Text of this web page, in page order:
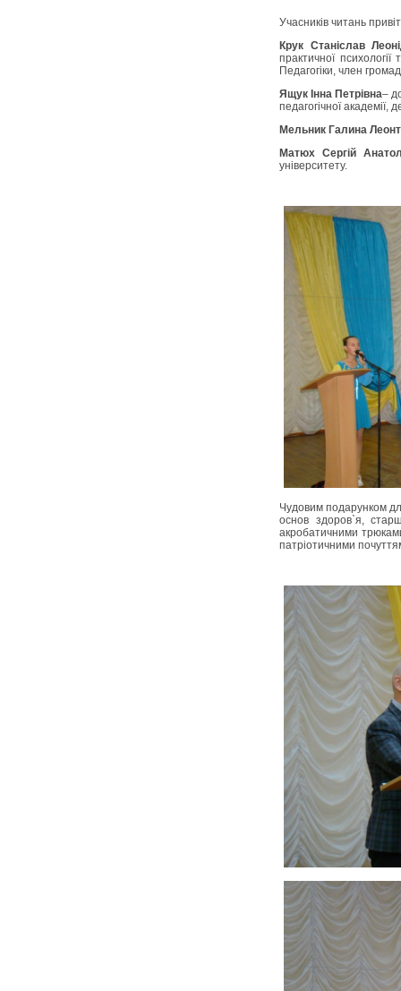
Учасників читань
Крук Станіслав
практичної психології
Педагогіки, член
Ящук Інна Петрівна–
педагогічної академії,
Мельник Галина
Матюх Сергій
університету.
Чудовим подарунком для
основ здоров`я,
акробатичними
патріотичними